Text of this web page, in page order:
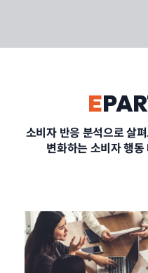
PORTFOLIO
CONTACT
E
소비자 반응 분석으로 살
변화하는 소비자 행